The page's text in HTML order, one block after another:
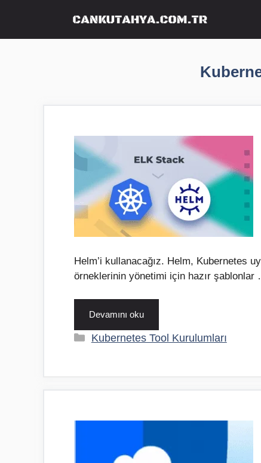
Helm’i kullanacağız. Helm, Kubernetes
örneklerinin yönetimi için hazır şablonlar
Devamını oku
Kategoriler
Kubernetes Tool Kurulumları